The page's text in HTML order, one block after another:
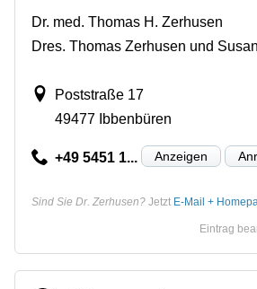
Dr. med. Thomas H. Zerhusen
Dres. Thomas Zerhusen und
Poststraße 17
49477 Ibbenbüren
+49 5451 1... Anzeigen
Sind Sie Dr. Zerhusen? Jetzt E-Mail +
Eintrag